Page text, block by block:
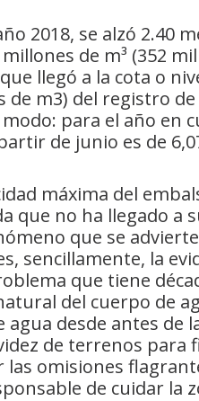
2018, se alzó 2.40
de m³ (352
llegó a la cota o
de m3) del registro
para el año en
de junio es de
máxima del
que no ha llegado a
que se
sencillamente, la
que tiene
del cuerpo de
agua desde antes de
de terrenos para
las omisiones
de cuidar la